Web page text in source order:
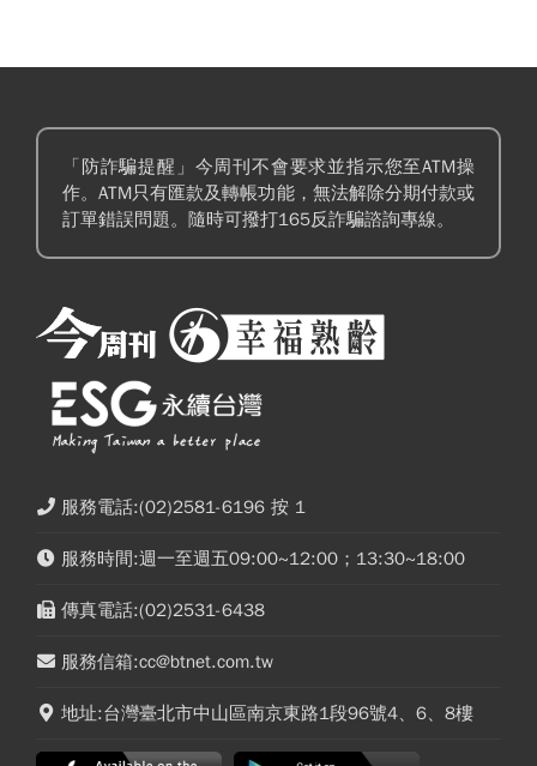
「防詐騙提醒」今周刊不會要求並指示您至ATM操
作。ATM只有匯款及轉帳功能，無法解除分期付款或
訂單錯誤問題。隨時可撥打165反詐騙諮詢專線。
服務電話:(02)2581-6196 按 1
服務時間:週一至週五09:00~12:00；13:30~18:00
傳真電話:(02)2531-6438
服務信箱:cc@btnet.com.tw
地址:台灣臺北市中山區南京東路1段96號4、6、8樓